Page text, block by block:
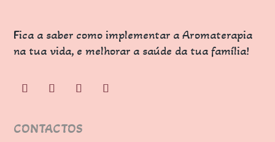
Fica a saber como implementar a Aromaterapia
na tua vida, e melhorar a saúde da tua família!
CONTACTOS